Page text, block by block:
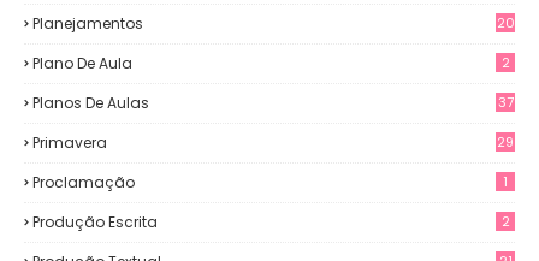
Planejamentos 20
Plano De Aula 2
Planos De Aulas 37
Primavera 29
Proclamação 1
Produção Escrita 2